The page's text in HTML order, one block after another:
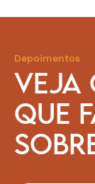
Depoimentos
VEJA
QUE